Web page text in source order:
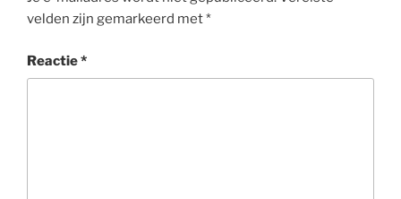
velden zijn gemarkeerd met*
Reactie*